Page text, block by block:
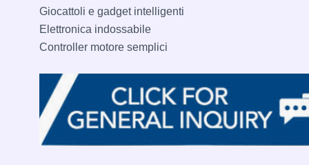
Giocattoli e gadget intelligenti
Elettronica indossabile
Controller motore semplici